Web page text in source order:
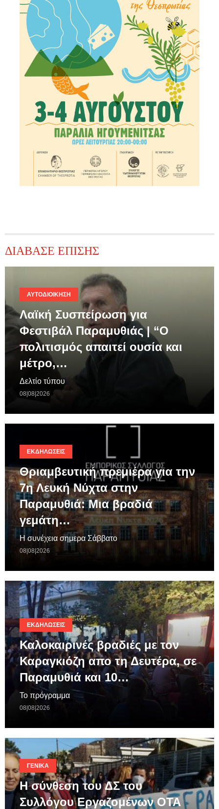
ΔΙΑΒΑΣΕ ΕΠΙΣΗΣ
ΑΥΤΟΔΙΟΊΚΗΣΗ
Λαϊκή Συσπείρωση για
Φεστιβάλ Παραμυθιάς | “Ο
πολιτισμός απαιτεί ουσία και
μέτρο,…
Δελτίο τύπου
08|08|2026
ΕΚΔΗΛΏΣΕΙΣ
Θριαμβευτική πρεμιέρα για την
7η Λευκή Νύχτα στην
Παραμυθιά: Μια βραδιά
γεμάτη…
Η συνέχεια σημερα Σάββατο
08|08|2026
ΕΚΔΗΛΏΣΕΙΣ
Καλοκαιρινές βραδιές με τον
Καραγκιόζη απο τη Δευτέρα, σε
Παραμυθιά και 10…
Το πρόγραμμα
08|08|2026
ΓΕΝΙΚΆ
Η σύνθεση του ΔΣ του
Συλλόγου Εργαζομένων ΟΤΑ